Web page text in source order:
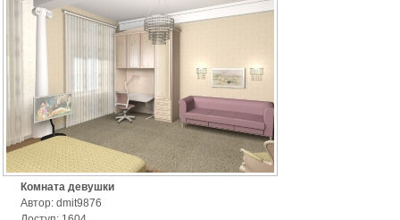
Комната девушки
Автор: dmit9876